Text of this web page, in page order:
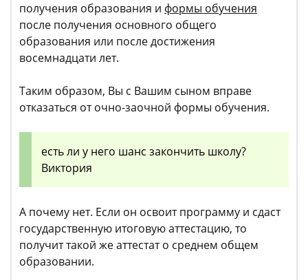
получения образования и формы обучения
после получения основного общего
образования или после достижения
восемнадцати лет.
Таким образом, Вы с Вашим сыном вправе
отказаться от очно-заочной формы обучения.
есть ли у него шанс закончить школу?
Виктория
А почему нет. Если он освоит программу и сдаст
государственную итоговую аттестацию, то
получит такой же аттестат о среднем общем
образовании.